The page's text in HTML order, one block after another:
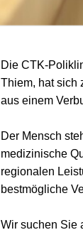
Die CTK-
Thiem, hat sich
aus einem
Der Mensch
medizinische
regionalen
bestmögliche
Wir suchen Sie